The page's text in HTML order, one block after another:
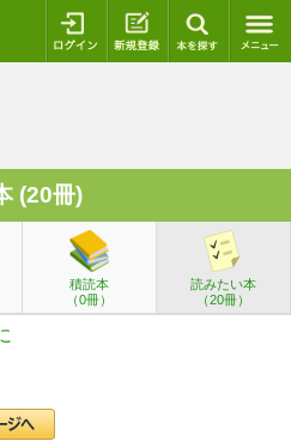
ログイン 新規登録
(20冊)
積読本
（0冊）
読みたい本
（20冊）